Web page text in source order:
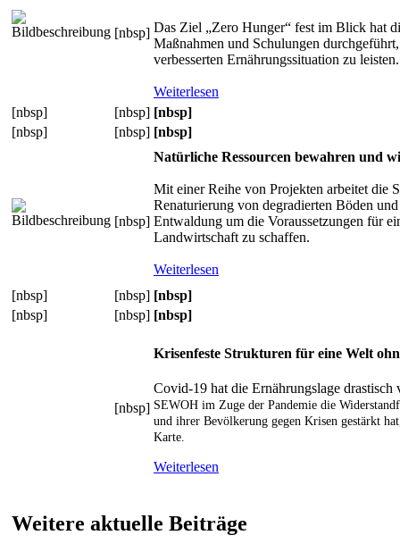
[nbsp] Das Ziel „Zero Hunger“ fest im Blick hat
Maßnahmen und Schulungen
verbesserten Ernährungssituation zu leisten.
Weiterlesen
[nbsp]
[nbsp] [nbsp]
[nbsp]
[nbsp] [nbsp]
[nbsp]
Natürliche Ressourcen bewahren und
Mit einer Reihe von Projekten arbeitet die
Renaturierung von degradierten Böden
Entwaldung um die Voraussetzungen für
Landwirtschaft zu schaffen.
Weiterlesen
[nbsp]
[nbsp] [nbsp]
[nbsp]
[nbsp] [nbsp]
[nbsp]
Krisenfeste Strukturen für eine Welt
Covid-19 hat die Ernährungslage drastisch
SEWOH im Zuge der Pandemie die
und ihrer Bevölkerung gegen Krisen gestärkt
Karte.
Weiterlesen
Weitere aktuelle Beiträge